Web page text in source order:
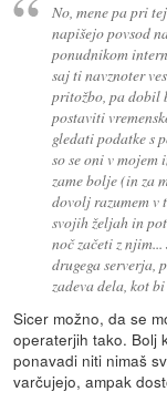
No, mene pa pri
napišejo povsod
ponudnikom
saj ti navznoter
pritožbo, pa dobil
postaviti
gledati podatke s
so se oni v
zame bolje (in za
dovolj razumem v
svojih željah in
noč začeti z
drugega serverja,
zadeva dela, kot
Sicer možno, da se
operaterjih tako. Bolj
ponavadi niti nimaš
varčujejo, ampak